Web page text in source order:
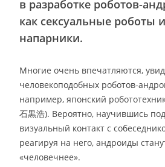
в разработке роботов-
как сексуальные роботы
напарники.
Многие очень впечатляются,
человекоподобных роботов-
например, японский
石黒浩). Вероятно, научившись
визуальный контакт с
реагируя на него, андроиды
«человечнее».